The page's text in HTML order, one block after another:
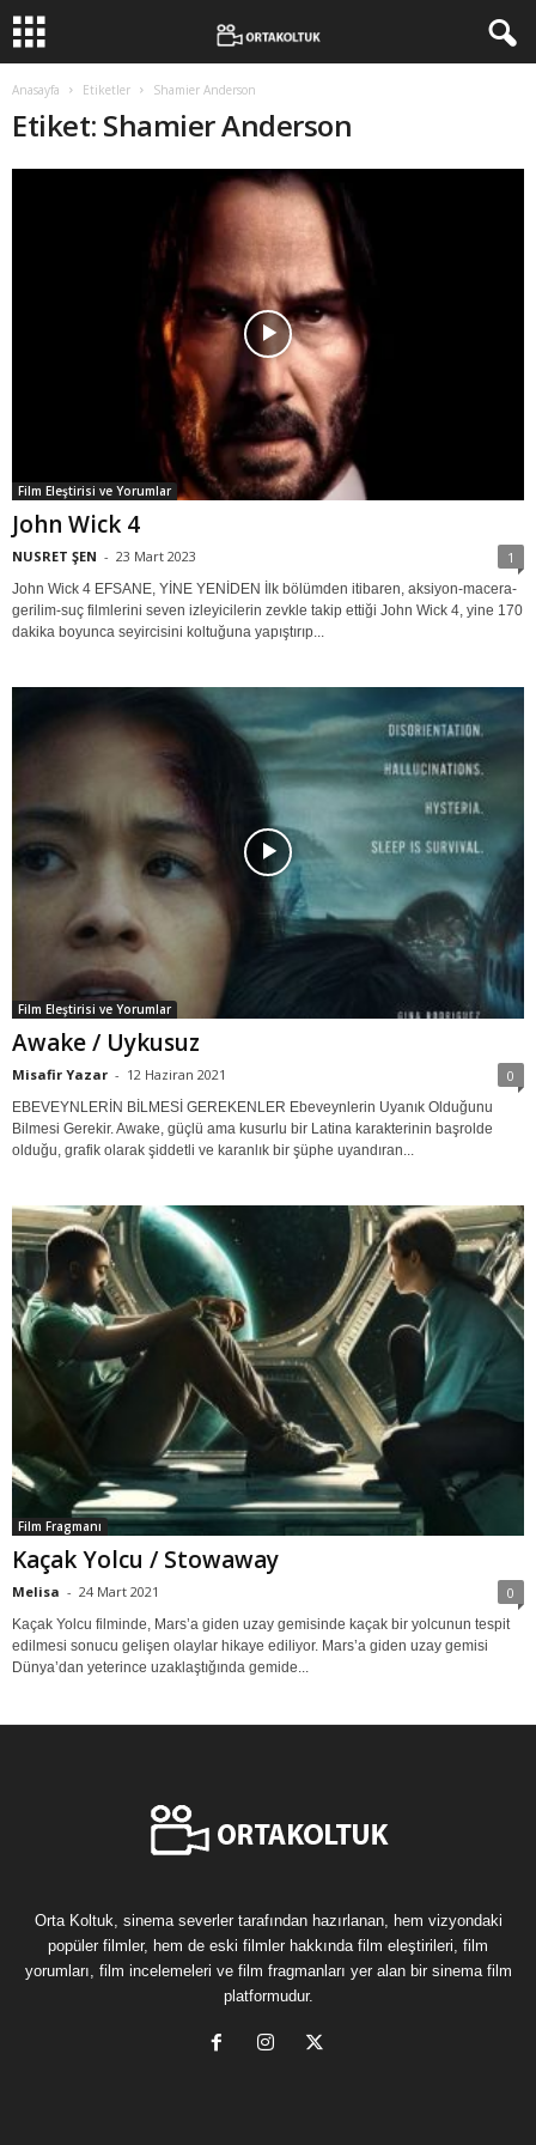
Anasayfa Etiketler Shamier Anderson
Etiket: Shamier Anderson
Film Eleştirisi ve Yorumlar
John Wick 4
NUSRET ŞEN - 23 Mart 2023 1
John Wick 4 EFSANE, YİNE YENİDEN İlk bölümden itibaren, aksiyon-macera-
gerilim-suç filmlerini seven izleyicilerin zevkle takip ettiği John Wick 4, yine 170
dakika boyunca seyircisini koltuğuna yapıştırıp...
Film Eleştirisi ve Yorumlar
Awake / Uykusuz
Misafir Yazar - 12 Haziran 2021 0
EBEVEYNLERİN BİLMESİ GEREKENLER Ebeveynlerin Uyanık Olduğunu
Bilmesi Gerekir. Awake, güçlü ama kusurlu bir Latina karakterinin başrolde
olduğu, grafik olarak şiddetli ve karanlık bir şüphe uyandıran...
Film Fragmanı
Kaçak Yolcu / Stowaway
Melisa - 24 Mart 2021 0
Kaçak Yolcu filminde, Mars’a giden uzay gemisinde kaçak bir yolcunun tespit
edilmesi sonucu gelişen olaylar hikaye ediliyor. Mars’a giden uzay gemisi
Dünya’dan yeterince uzaklaştığında gemide...
Orta Koltuk, sinema severler tarafından hazırlanan, hem vizyondaki
popüler filmler, hem de eski filmler hakkında film eleştirileri, film
yorumları, film incelemeleri ve film fragmanları yer alan bir sinema film
platformudur.